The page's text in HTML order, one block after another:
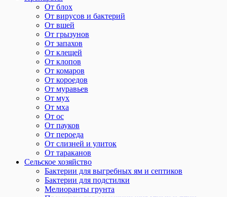
От блох
От вирусов и бактерий
От вшей
От грызунов
От запахов
От клещей
От клопов
От комаров
От короедов
От муравьев
От мух
От мха
От ос
От пауков
От пероеда
От слизней и улиток
От тараканов
Сельское хозяйство
Бактерии для выгребных ям и септиков
Бактерии для подстилки
Мелиоранты грунта